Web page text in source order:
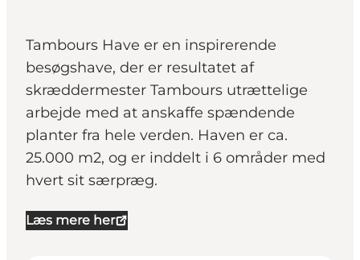
Tambours Have er en inspirerende
besøgshave, der er resultatet af
skræddermester Tambours utrættelige
arbejde med at anskaffe spændende
planter fra hele verden. Haven er ca.
25.000 m2, og er inddelt i 6 områder med
hvert sit særpræg.
Læs mere her